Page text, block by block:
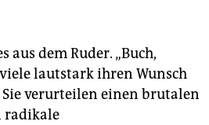
aus dem Ruder. „Buch,
lautstark ihren Wunsch
verurteilen einen brutalen
radikale